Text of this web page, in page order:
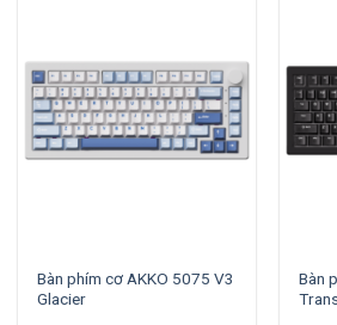
Bàn phím cơ AKKO 5075 V3
Glacier
Bàn